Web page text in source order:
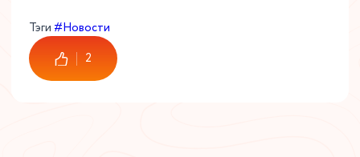
Тэги #Новости
2